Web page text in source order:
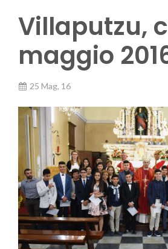
Villaputzu,
maggio
25 Mag, 16